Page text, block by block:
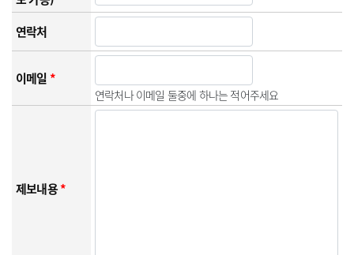
연락처
이메일*
연락처나 이메일 둘중에 하나는 적어주세요
제보내용*